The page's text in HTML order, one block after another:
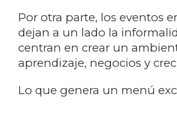
Por otra parte, los eventos
dejan a un lado la
centran en crear un
aprendizaje, negocios y
Lo que genera un menú